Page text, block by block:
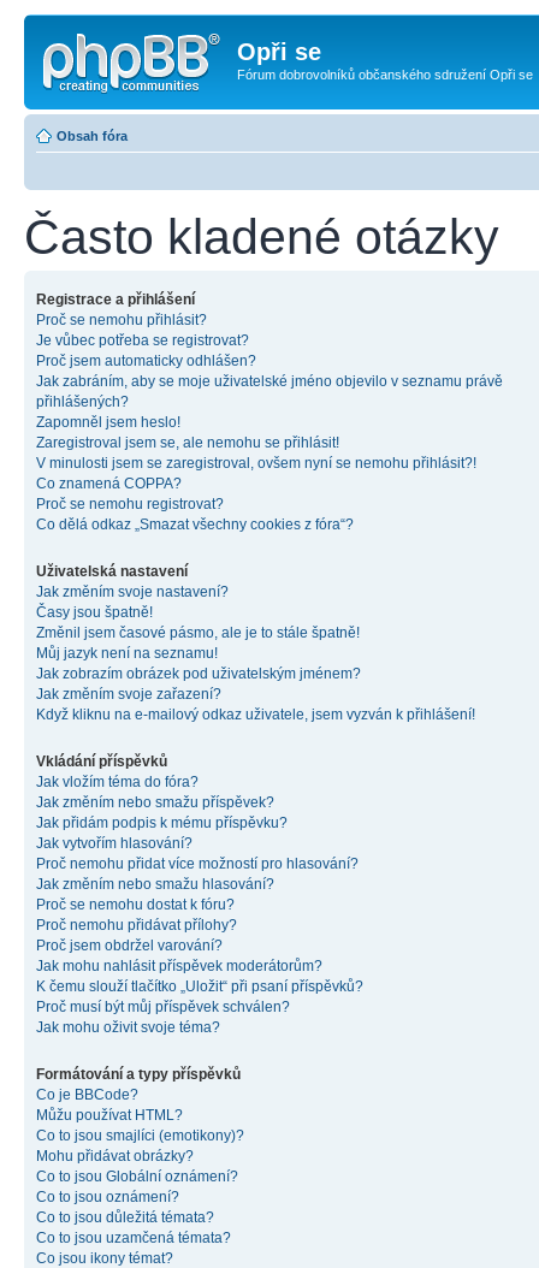
Opři se
Fórum dobrovolníků občanského sdružení Opři se
Obsah fóra
Často kladené otázky
Registrace a přihlášení
Proč se nemohu přihlásit?
Je vůbec potřeba se registrovat?
Proč jsem automaticky odhlášen?
Jak zabráním, aby se moje uživatelské jméno objevilo v seznamu právě
přihlášených?
Zapomněl jsem heslo!
Zaregistroval jsem se, ale nemohu se přihlásit!
V minulosti jsem se zaregistroval, ovšem nyní se nemohu přihlásit?!
Co znamená COPPA?
Proč se nemohu registrovat?
Co dělá odkaz „Smazat všechny cookies z fóra“?
Uživatelská nastavení
Jak změním svoje nastavení?
Časy jsou špatně!
Změnil jsem časové pásmo, ale je to stále špatně!
Můj jazyk není na seznamu!
Jak zobrazím obrázek pod uživatelským jménem?
Jak změním svoje zařazení?
Když kliknu na e-mailový odkaz uživatele, jsem vyzván k přihlášení!
Vkládání příspěvků
Jak vložím téma do fóra?
Jak změním nebo smažu příspěvek?
Jak přidám podpis k mému příspěvku?
Jak vytvořím hlasování?
Proč nemohu přidat více možností pro hlasování?
Jak změním nebo smažu hlasování?
Proč se nemohu dostat k fóru?
Proč nemohu přidávat přílohy?
Proč jsem obdržel varování?
Jak mohu nahlásit příspěvek moderátorům?
K čemu slouží tlačítko „Uložit“ při psaní příspěvků?
Proč musí být můj příspěvek schválen?
Jak mohu oživit svoje téma?
Formátování a typy příspěvků
Co je BBCode?
Můžu používat HTML?
Co to jsou smajlíci (emotikony)?
Mohu přidávat obrázky?
Co to jsou Globální oznámení?
Co to jsou oznámení?
Co to jsou důležitá témata?
Co to jsou uzamčená témata?
Co jsou ikony témat?